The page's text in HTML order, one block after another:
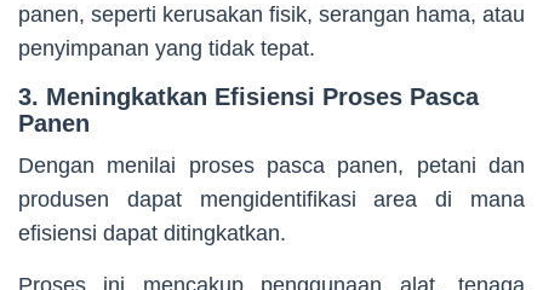
panen, seperti kerusakan fisik, serangan hama, atau
penyimpanan yang tidak tepat.
3. Meningkatkan Efisiensi Proses Pasca
Panen
Dengan menilai proses pasca panen, petani dan
produsen dapat mengidentifikasi area di mana
efisiensi dapat ditingkatkan.